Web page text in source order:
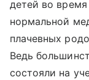
детей во время
нормальной
плачевных
Ведь
состояли на